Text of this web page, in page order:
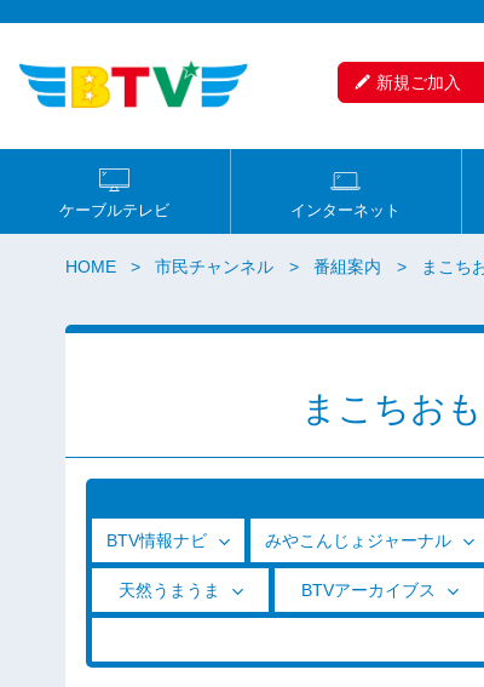
新規ご加入
ケーブルテレビ インターネット
HOME 市民チャンネル 番組案内 まこち
まこちお
BTV情報ナビ みやこんじょジャーナル
天然うまうま BTVアーカイブス